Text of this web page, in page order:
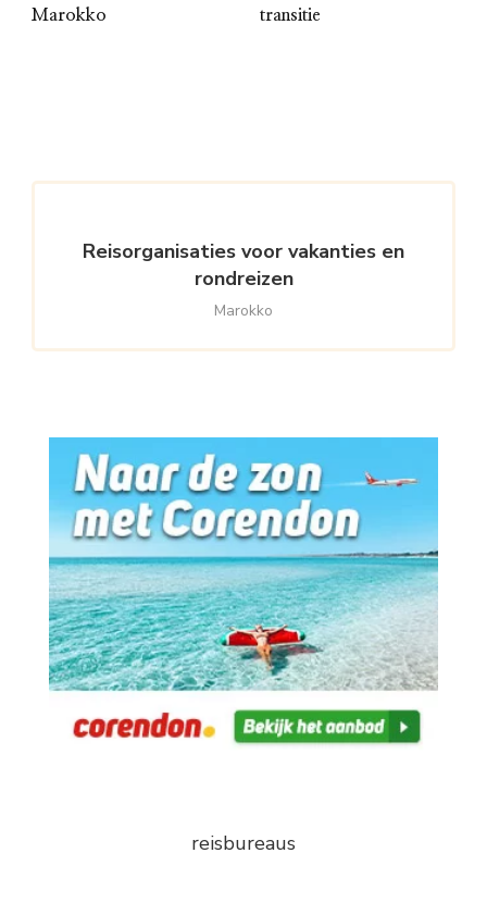
Marokko
transitie
Reisorganisaties voor vakanties en
rondreizen
Marokko
reisbureaus